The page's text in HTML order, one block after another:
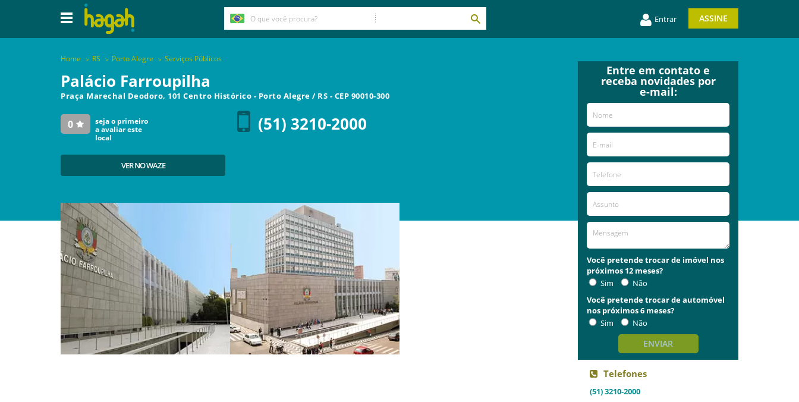
Entrar ASSINE
Home RS Porto Alegre Serviços Públicos
Palácio Farroupilha
Praça Marechal Deodoro, 101 Centro Histórico - Porto Alegre / RS - CEP 90010-300
0
seja o primeiro
a avaliar este
local
(51) 3210-2000
VER NO WAZE
Entre em contato e
receba novidades por
e-mail:
Você pretende trocar de imóvel nos
próximos 12 meses?
Sim
Não
Você pretende trocar de automóvel
nos próximos 6 meses?
Sim
Não
ENVIAR
Telefones
(51) 3210-2000